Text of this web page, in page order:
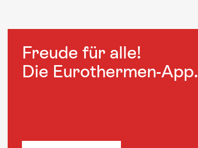
Freude für alle!
Die Eurothermen-App.